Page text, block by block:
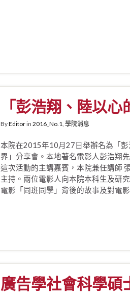
「彭浩翔、陸以
ByEditorin 2016_No.1, 學院消息
本院在2015年10月27日舉辦名為「
界」分享會。本地著名電影人彭浩翔
這次活動的主講嘉賓，本院兼任講師
主持。兩位電影人向本院本科生及研
電影「同班同學」背後的故事及對電
廣告學社會科學碩